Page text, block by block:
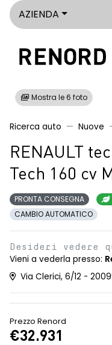
AZIENDA
Mostra le 6 foto
Ricerca auto Nuove
RENAULT
Tech 160 cv
PRONTA CONSEGNA
CAMBIO AUTOMATICO
Desideri vedere
Vieni a vederla presso:
Via Clerici, 6/12 -
Prezzo Renord
€32.931